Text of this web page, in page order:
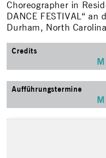
Choreographer in
DANCE FESTIVAL“ an
Durham, North
Credits
Aufführungstermine